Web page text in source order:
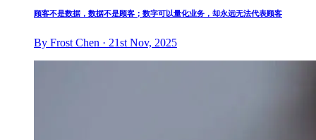
顾客不是数据，数据不是顾客；数字可以量化业务，却永远无法代表顾客
By Frost Chen · 21st Nov, 2025